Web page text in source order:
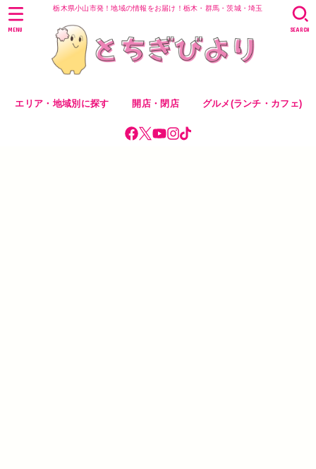
栃木県小山市発！地域の情報をお届け！栃木・群馬・茨城・埼玉
エリア・地域別に探す 開店・閉店 グルメ(ランチ・カフェ)
SEARCH
MENU